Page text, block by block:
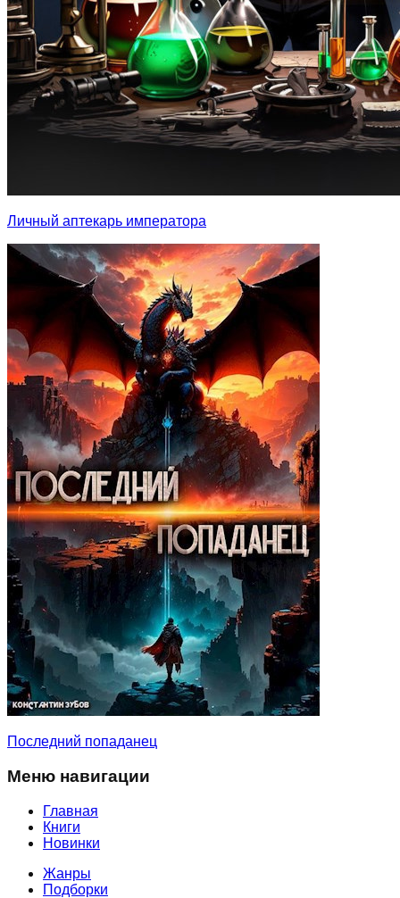
Личный аптекарь императора
Последний попаданец
Меню навигации
Главная
Книги
Новинки
Жанры
Подборки